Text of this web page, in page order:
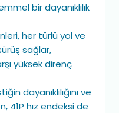
bir dayanıklılık
her türlü yol ve
sağlar,
yüksek direnç
dayanıklılığını ve
41P hız endeksi de